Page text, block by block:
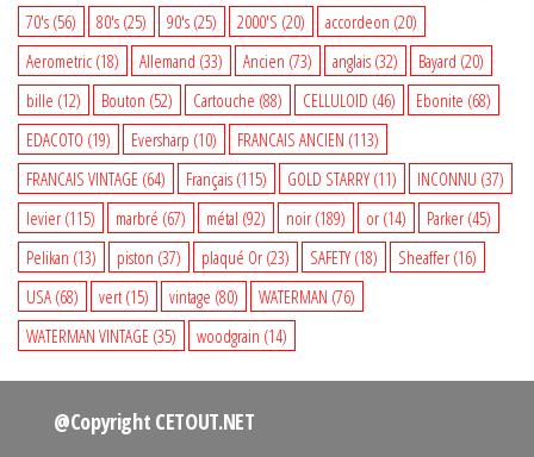
70's (56) 80's (25) 90's (25) 2000'S (20) accordeon (20)
Aerometric (18) Allemand (33) Ancien (73) anglais (32) Bayard (20)
bille (12) Bouton (52) Cartouche (88) CELLULOID (46) Ebonite (68)
EDACOTO (19) Eversharp (10) FRANCAIS ANCIEN (113)
FRANCAIS VINTAGE (64) Français (115) GOLD STARRY (11) INCONNU (37)
levier (115) marbré (67) métal (92) noir (189) or (14) Parker (45)
Pelikan (13) piston (37) plaqué Or (23) SAFETY (18) Sheaffer (16)
USA (68) vert(15) vintage (80) WATERMAN (76)
WATERMAN VINTAGE (35) woodgrain (14)
@Copyright CETOUT.NET